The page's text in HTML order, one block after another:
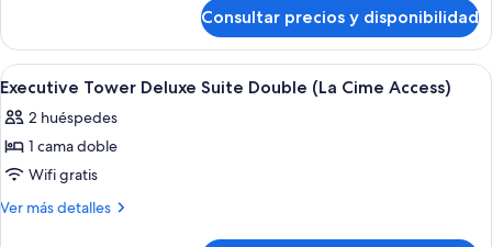
Suite
Double
(La
Cime
Access)
Tower
Charlotte
Suite
(La
Cime
Consultar precios y disponibilidad
Abrir
todas
las
fotos
de
Executive
Sábanas de algodón egipcio y ropa
8
Executive Tower Deluxe Suite Double (La Cime Access)
2 huéspedes
1 cama doble
Wifi gratis
Ver más detalles
Más